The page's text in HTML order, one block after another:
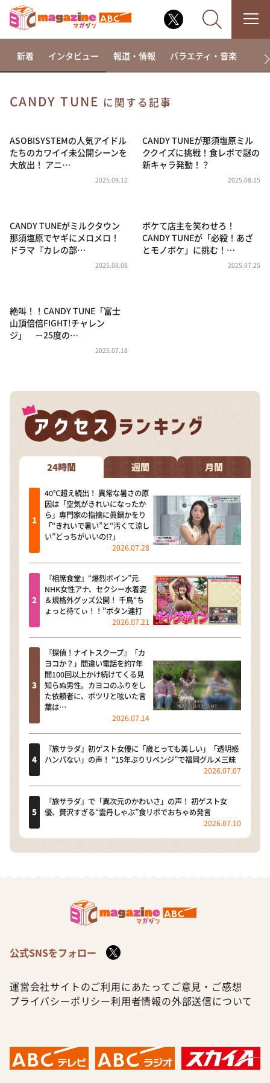
相席食堂
これ余談なんですけど・・・
～人生密着トークバラエティ！～ やすとものいたっ
news おかえり
河合＆A.B.C-Z塚田×福井アナ「なんでやねん！？」
（news おかえり）
朝だ！生です旅サラダ
教えて！ニュースライブ 正義のミカタ
ザキ山小屋本館
ぺこぱのまるスポ
アナ回覧板
新着 インタビュー 報道・情報 バラエティ・音楽 ド
CANDY TUNE に関する記事
ASOBISYSTEMの人気アイドル
たちのカワイイ未公開シーンを
大放出！ アニ…
2025.09.12
CANDY TUNEが那須塩原ミル
ククイズに挑戦！食レポで謎の
新キャラ発動！？
2025.08.15
CANDY TUNEがミルクタウン
那須塩原でヤギにメロメロ！
ドラマ『カレの部…
2025.08.08
ボケて店主を笑わせろ！
CANDY TUNEが「必殺！あざ
とモノボケ」に挑む！…
2025.07.25
絶叫！！CANDY TUNE「富士
山頂倍倍FIGHT!チャレン
ジ」 －25度の…
2025.07.18
24時間 週間 月間
40℃超え続出！ 異常な暑さの原
因は「空気がきれいになったか
ら」専門家の指摘に眞鍋かをり
「“きれいで暑い”と“汚くて涼し
い”どっちがいいの!?」
2026.07.28
『相席食堂』“爆烈ボイン”元
NHK女性アナ、セクシー水着姿
＆規格外グッズ公開！ 千鳥“ち
ょっと待てぃ！！”ボタン連打
2026.07.21
『探偵！ナイトスクープ』「カ
ヨコか？」間違い電話を約7年
間100回以上かけ続けてくる見
知らぬ男性。カヨコのふりをし
た依頼者に、ポツリと呟いた言
葉は…
2026.07.14
『旅サラダ』初ゲスト女優に「歳とっても美しい」「透明感
ハンパない」の声！ “15年ぶりリベンジ”で福岡グルメ三昧
2026.07.07
『旅サラダ』で「異次元のかわいさ」の声！ 初ゲスト女
優、贅沢すぎる“雲丹しゃぶ”食リポでおちゃめ発言
2026.07.10
公式SNSをフォロー
運営会社サイトのご利用にあたって ご意見・ご感想
プライバシーポリシー利用者情報の外部送信について